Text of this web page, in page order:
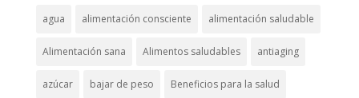
agua alimentación consciente alimentación saludable
Alimentación sana Alimentos saludables antiaging
azúcar bajar de peso Beneficios para la salud